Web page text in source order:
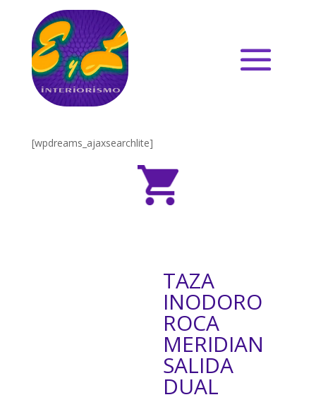
[wpdreams_ajaxsearchlite]
TAZA
INODORO
ROCA
MERIDIAN
SALIDA
DUAL